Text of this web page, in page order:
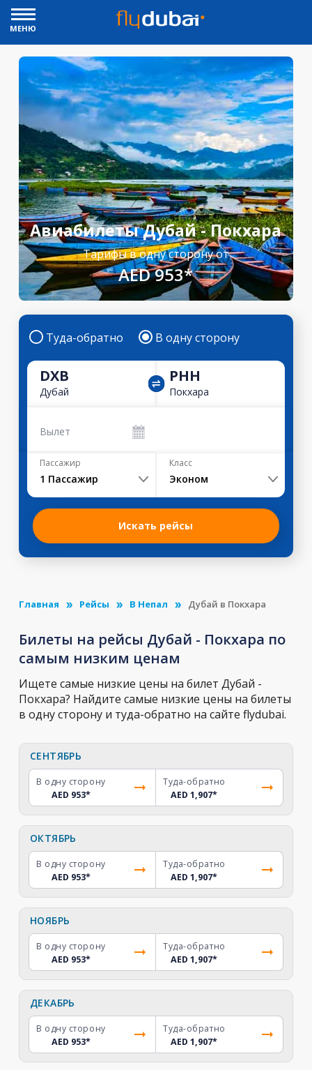
МЕНЮ
Авиабилеты Дубай - Покхара
Тарифы в одну сторону от
AED 953*
Туда-обратно В одну сторону
DXB
Дубай
PHH
Покхара
Вылет
Пассажир
1 Пассажир
Класс
Эконом
Искать рейсы
Главная Рейсы В Непал Дубай в Покхара
Билеты на рейсы Дубай - Покхара по
самым низким ценам
Ищете самые низкие цены на билет Дубай -
Покхара? Найдите самые низкие цены на билеты
в одну сторону и туда-обратно на сайте flydubai.
СЕНТЯБРЬ
В одну сторону
AED 953*
Туда-обратно
AED 1,907*
ОКТЯБРЬ
В одну сторону
AED 953*
Туда-обратно
AED 1,907*
НОЯБРЬ
В одну сторону
AED 953*
Туда-обратно
AED 1,907*
ДЕКАБРЬ
В одну сторону
AED 953*
Туда-обратно
AED 1,907*